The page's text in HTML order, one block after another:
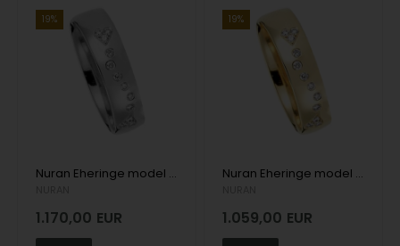
19%
Nuran Eheringe model A4077-9H-DAME
1.170,00 EUR
19%
Nuran Eheringe model A4077-8G-DAME
1.059,00 EUR